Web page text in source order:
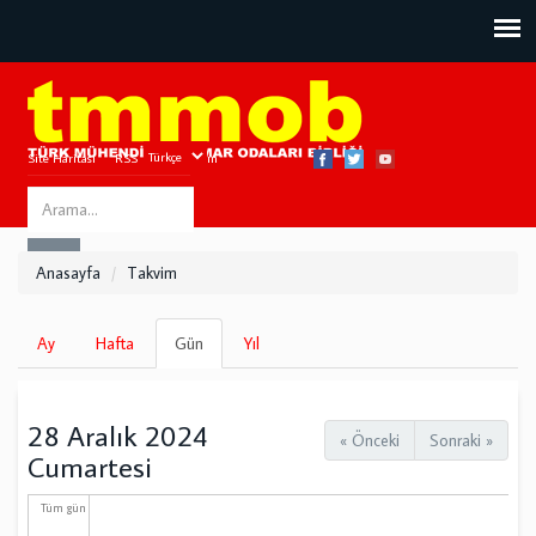
Site Haritası RSS Bize Ulaşın
Search
this
Anasayfa Takvim
Birincil
sekmeler
Ay Hafta Gün
sekme)
Yıl
« Önceki Sonraki »
28 Aralık 2024
Cumartesi
Tüm gün